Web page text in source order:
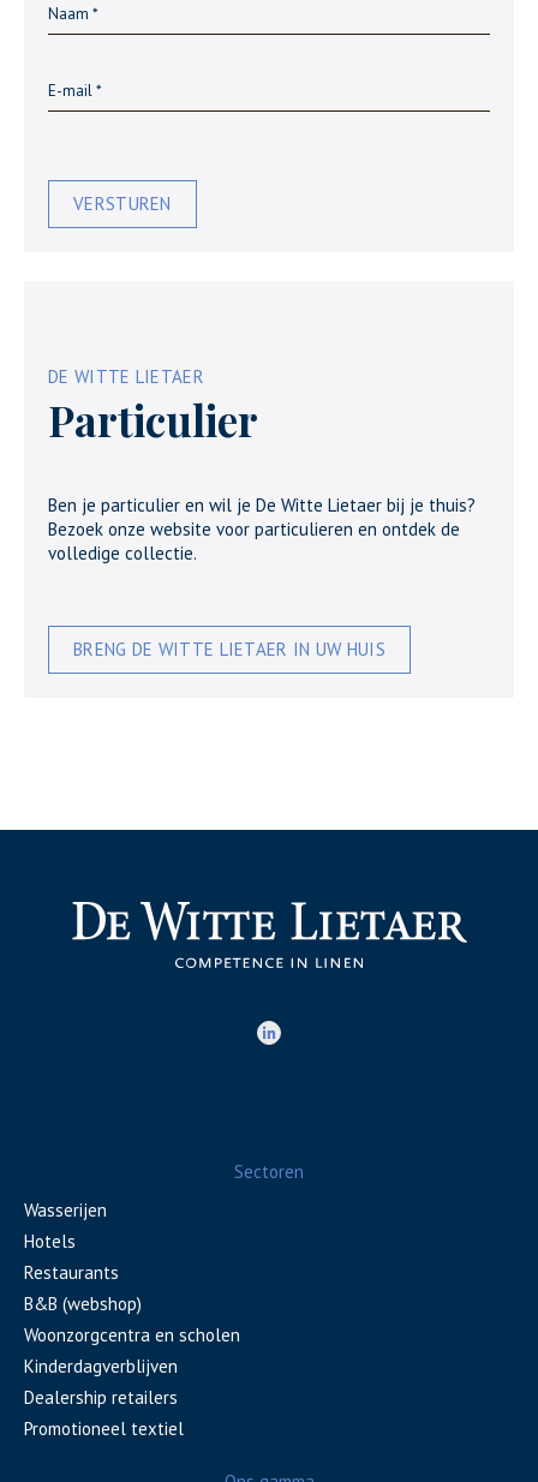
VERSTUREN
DE WITTE LIETAER
Particulier
Ben je particulier en wil je De Witte Lietaer bij je thuis?
Bezoek onze website voor particulieren en ontdek de
volledige collectie.
BRENG DE WITTE LIETAER IN UW HUIS
Sectoren
Wasserijen
Hotels
Restaurants
B&B (webshop)
Woonzorgcentra en scholen
Kinderdagverblijven
Dealership retailers
Promotioneel textiel